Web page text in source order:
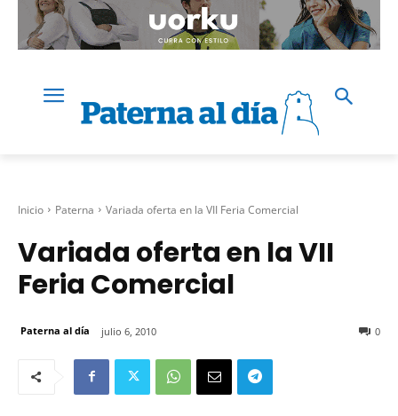
Inicio Paterna Variada oferta en la VII Feria Comercial
Variada oferta en la VII
Feria Comercial
Paterna al día julio 6, 2010 0